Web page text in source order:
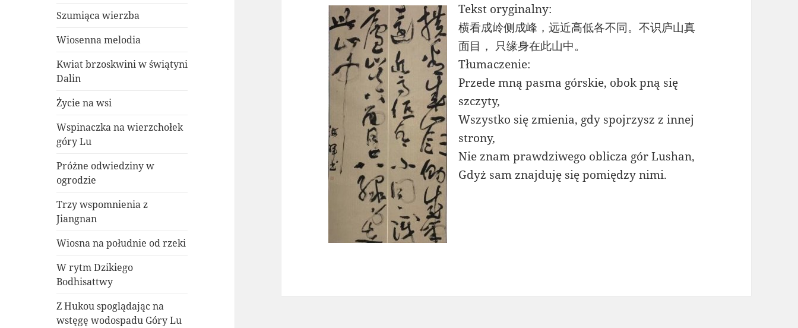
Szumiąca wierzba
Wiosenna melodia
Kwiat brzoskwini w świątyni
Dalin
Życie na wsi
Wspinaczka na wierzchołek
góry Lu
Próżne odwiedziny w
ogrodzie
Trzy wspomnienia z
Jiangnan
Wiosna na południe od rzeki
W rytm Dzikiego
Bodhisattwy
Z Hukou spoglądając na
wstęgę wodospadu Góry Lu
Tekst oryginalny:
横看成岭侧成峰，远近高低各不同。不识庐山真
面目， 只缘身在此山中。
Tłumaczenie:
Przede mną pasma górskie, obok pną się
szczyty,
Wszystko się zmienia, gdy spojrzysz z innej
strony,
Nie znam prawdziwego oblicza gór Lushan,
Gdyż sam znajduję się pomiędzy nimi.